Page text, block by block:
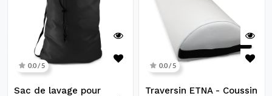
0.0 / 5
Sac de lavage pour
0.0 / 5
Traversin ETNA - Coussin